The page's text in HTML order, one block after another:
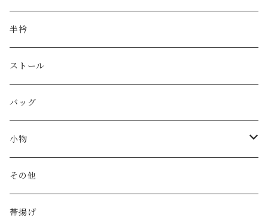
半衿
ストール
バッグ
小物
財布
カードケース
その他
帯揚げ